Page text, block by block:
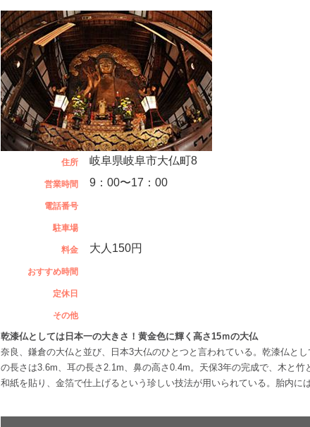
住所 岐阜県岐阜市大仏町8
営業時間 9：00〜17：00
電話番号
駐車場
料金 大人150円
おすすめ時間
定休日
その他
乾漆仏としては日本一の大きさ！黄金色に輝く高さ15ｍの大仏
奈良、鎌倉の大仏と並び、日本3大仏のひとつと言われている。乾漆仏と
の長さは3.6m、耳の長さ2.1m、鼻の高さ0.4m。天保3年の完成で、木と
和紙を貼り、金箔で仕上げるという珍しい技法が用いられている。胎内に